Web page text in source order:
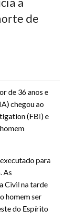
de
de 36 anos e
chegou ao
(FBI) e
para
As
Civil na tarde
homem ser
do Espírito